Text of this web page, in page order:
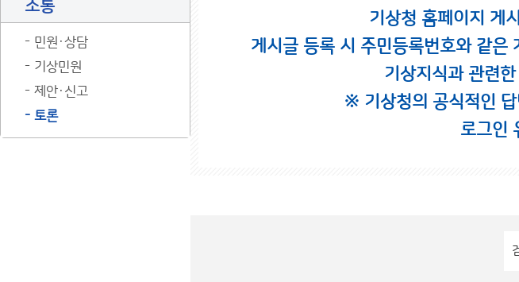
소통
민원·상담
기상민원
제안·신고
토론
기상청 홈페이지 게
게시글 등록 시 주민등록번호와 같은
기상지식과 관련
※ 기상청의 공식적인
로그인